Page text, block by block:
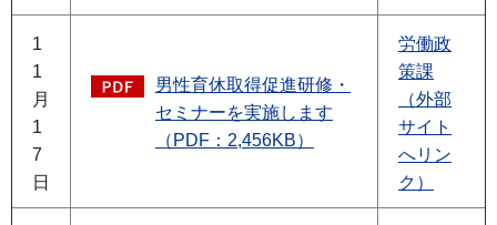
1
1
月
1
7
日
男性育休取得促進研修・
セミナーを実施します
（PDF：2,456KB）
労働政
策課
（外部
サイト
へリン
ク）